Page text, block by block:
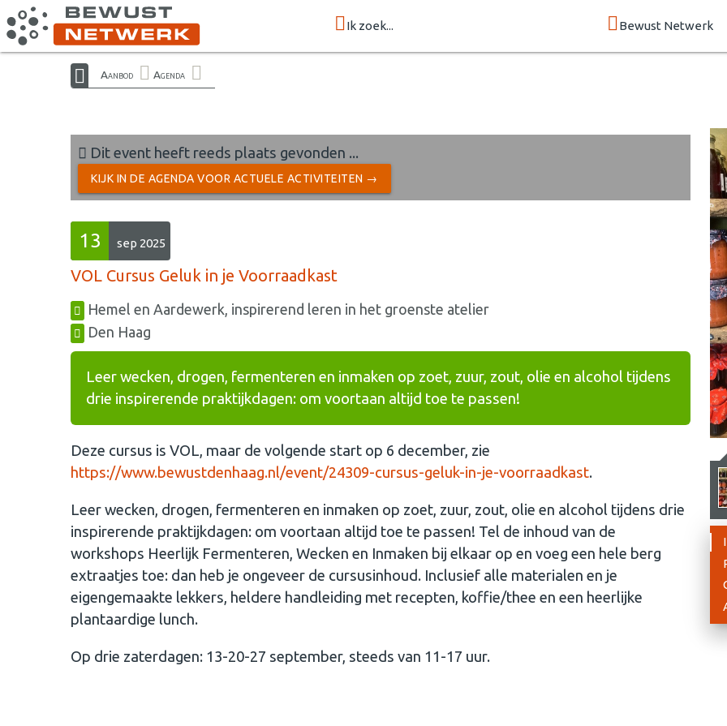
Ik zoek... Bewust Netwerk
Aanbod Agenda
Dit event heeft reeds plaats gevonden ...
KIJK IN DE AGENDA VOOR ACTUELE ACTIVITEITEN →
13 sep 2025
VOL Cursus Geluk in je Voorraadkast
Hemel en Aardewerk, inspirerend leren in het groenste atelier
Den Haag
Leer wecken, drogen, fermenteren en inmaken op zoet, zuur, zout, olie en alcohol tijdens
drie inspirerende praktijkdagen: om voortaan altijd toe te passen!
Deze cursus is VOL, maar de volgende start op 6 december, zie
https://www.bewustdenhaag.nl/event/24309-cursus-geluk-in-je-voorraadkast.
Leer wecken, drogen, fermenteren en inmaken op zoet, zuur, zout, olie en alcohol tijdens drie
inspirerende praktijkdagen: om voortaan altijd toe te passen! Tel de inhoud van de
workshops Heerlijk Fermenteren, Wecken en Inmaken bij elkaar op en voeg een hele berg
extraatjes toe: dan heb je ongeveer de cursusinhoud. Inclusief alle materialen en je
eigengemaakte lekkers, heldere handleiding met recepten, koffie/thee en een heerlijke
plantaardige lunch.
Op drie zaterdagen: 13-20-27 september, steeds van 11-17 uur.